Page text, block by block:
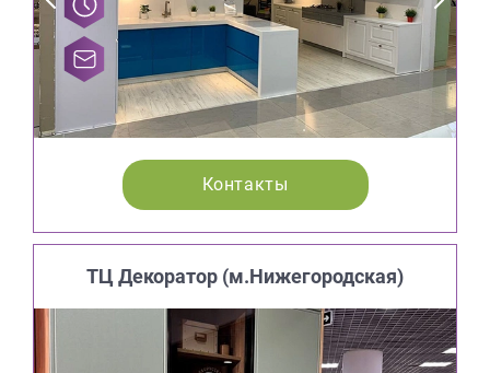
Контакты
ТЦ Декоратор (м.Нижегородская)